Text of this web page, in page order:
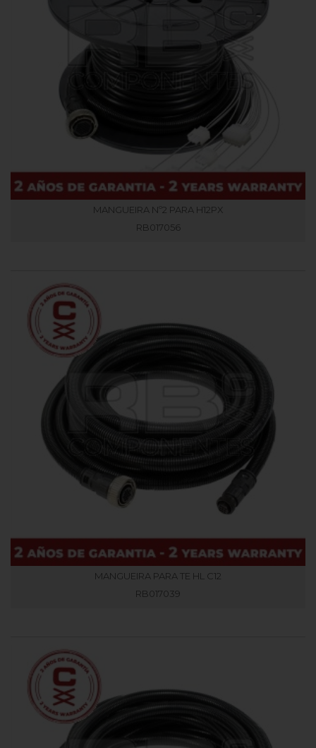
MANGUEIRA Nº2 PARA H12PX
RB017056
MANGUEIRA PARA TE HL C12
RB017039